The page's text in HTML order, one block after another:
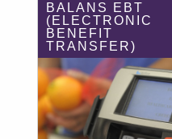
BALANS EBT
(ELECTRONIC
BENEFIT
TRANSFER)